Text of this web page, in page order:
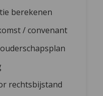
berekenen
/ convenant
rechtsbijstand